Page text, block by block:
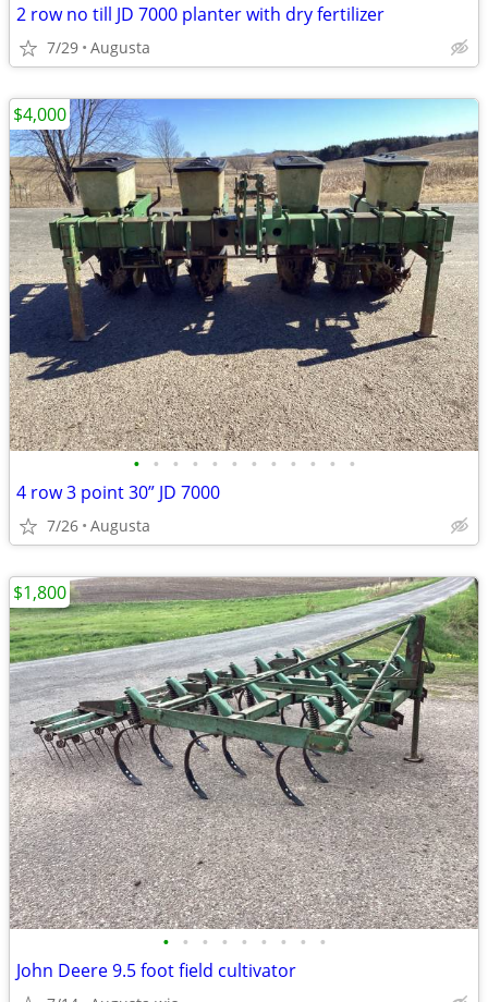
2 row no till JD 7000 planter with dry fertilizer
7/29 Augusta
• • • • • • • • • • • •
4 row 3 point 30” JD 7000
7/26 Augusta
$4,000
• • • • • • • • •
John Deere 9.5 foot field cultivator
$1,800